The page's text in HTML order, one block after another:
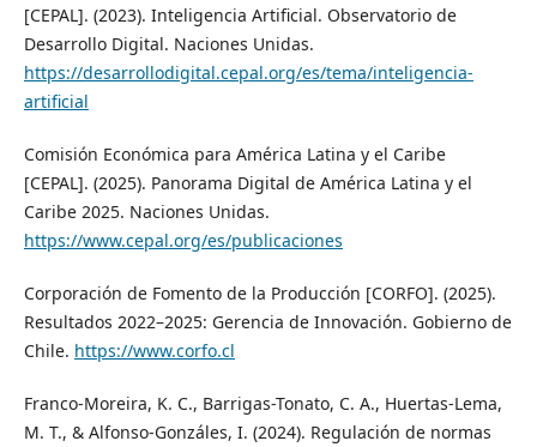
[CEPAL]. (2023). Inteligencia Artificial. Observatorio de
Desarrollo Digital. Naciones Unidas.
https://desarrollodigital.cepal.org/es/tema/inteligencia-
artificial
Comisión Económica para América Latina y el Caribe
[CEPAL]. (2025). Panorama Digital de América Latina y el
Caribe 2025. Naciones Unidas.
https://www.cepal.org/es/publicaciones
Corporación de Fomento de la Producción [CORFO]. (2025).
Resultados 2022–2025: Gerencia de Innovación. Gobierno de
Chile. https://www.corfo.cl
Franco-Moreira, K. C., Barrigas-Tonato, C. A., Huertas-Lema,
M. T., & Alfonso-Gonzáles, I. (2024). Regulación de normas